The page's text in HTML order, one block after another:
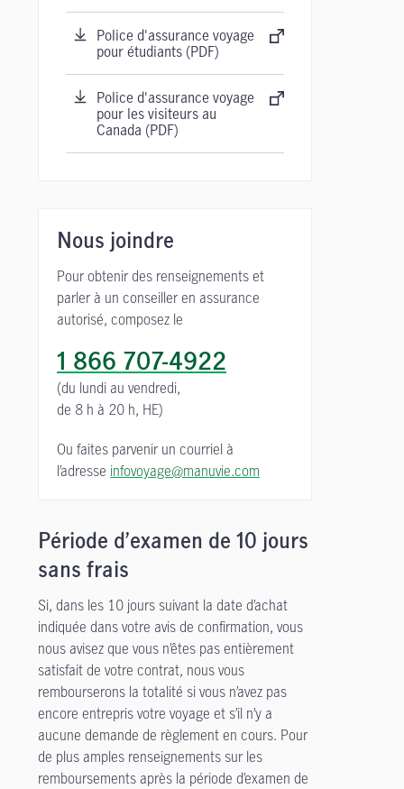
Police d'assurance voyage
pour étudiants (PDF)
Police d'assurance voyage
pour les visiteurs au
Canada (PDF)
Nous joindre
Pour obtenir des renseignements et
parler à un conseiller en assurance
autorisé, composez le
1 866 707-4922
(du lundi au vendredi,
de 8 h à 20 h, HE)
Ou faites parvenir un courriel à
l’adresse infovoyage@manuvie.com
Période d’examen de 10 jours
sans frais
Si, dans les 10 jours suivant la date d’achat
indiquée dans votre avis de confirmation, vous
nous avisez que vous n’êtes pas entièrement
satisfait de votre contrat, nous vous
rembourserons la totalité si vous n’avez pas
encore entrepris votre voyage et s’il n’y a
aucune demande de règlement en cours. Pour
de plus amples renseignements sur les
remboursements après la période d’examen de